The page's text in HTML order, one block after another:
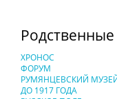
ХРОНОС
ФОРУМ
РУМЯНЦЕВСКИЙ
ДО 1917 ГОДА